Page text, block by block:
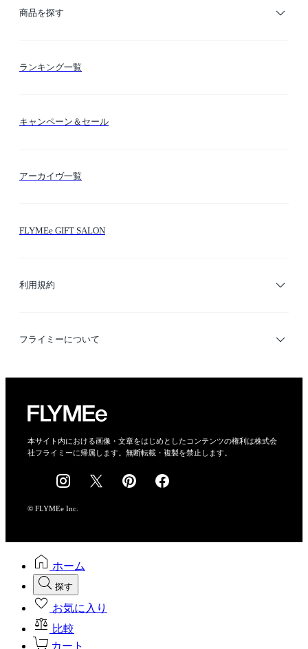
ご利用ガイド
商品を探す
カテゴリー検索
ランキング一覧
キャンペーン＆セール
アーカイヴ一覧
FLYMEe GIFT SALON
利用規約
利用規約
フライミーについて
会社概要
採用情報
本サイト内における画像・文章をはじめとしたコンテンツの権利は株式会
社フライミーに帰属します。無断転載・複製を禁止します。
© FLYMEe Inc.
ホーム
探す
お気に入り
比較
カート